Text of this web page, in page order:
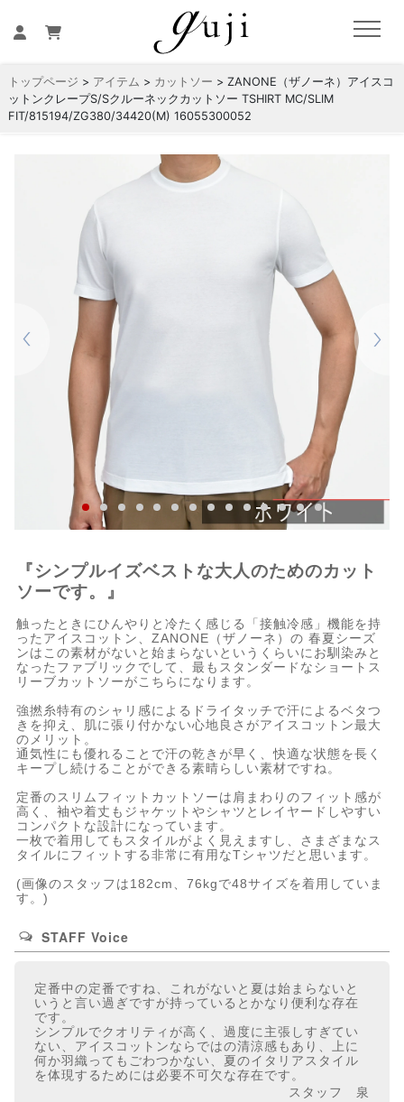
トップページ > アイテム > カットソー > ZANONE（ザノーネ）アイスコ
ットンクレープS/Sクルーネックカットソー TSHIRT MC/SLIM
FIT/815194/ZG380/34420(M) 16055300052
『シンプルイズベストな大人のためのカット
ソーです。』
触ったときにひんやりと冷たく感じる「接触冷感」機能を持
ったアイスコットン、ZANONE（ザノーネ）の 春夏シーズ
ンはこの素材がないと始まらないというくらいにお馴染みと
なったファブリックでして、最もスタンダードなショートス
リーブカットソーがこちらになります。
強撚糸特有のシャリ感によるドライタッチで汗によるベタつ
きを抑え、肌に張り付かない心地良さがアイスコットン最大
のメリット。
通気性にも優れることで汗の乾きが早く、快適な状態を長く
キープし続けることができる素晴らしい素材ですね。
定番のスリムフィットカットソーは肩まわりのフィット感が
高く、袖や着丈もジャケットやシャツとレイヤードしやすい
コンパクトな設計になっています。
一枚で着用してもスタイルがよく見えますし、さまざまなス
タイルにフィットする非常に有用なTシャツだと思います。
(画像のスタッフは182cm、76kgで48サイズを着用していま
す。)
STAFF Voice
定番中の定番ですね、これがないと夏は始まらないと
いうと言い過ぎですが持っているとかなり便利な存在
です。
シンプルでクオリティが高く、過度に主張しすぎてい
ない、アイスコットンならではの清涼感もあり、上に
何か羽織ってもごわつかない、夏のイタリアスタイル
を体現するためには必要不可欠な存在です。
スタッフ 泉